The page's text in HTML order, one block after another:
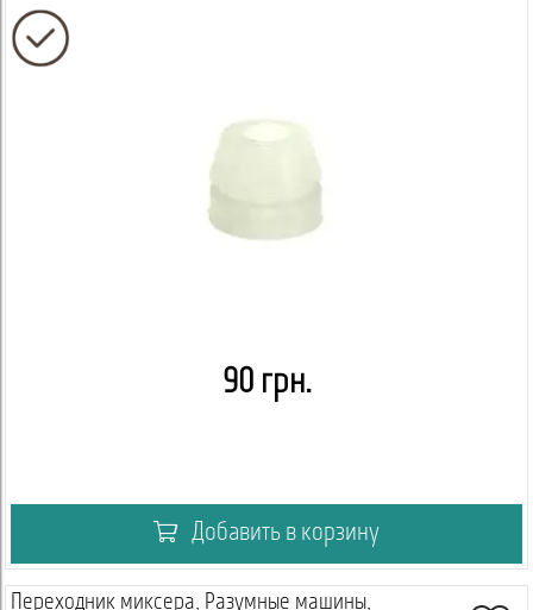
90 грн.
Добавить в корзину
Переходник миксера, Разумные машины,